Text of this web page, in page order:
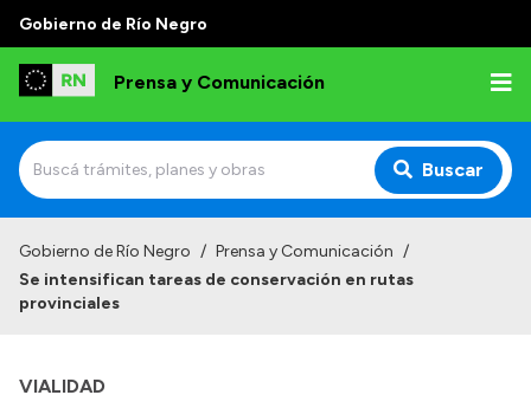
Gobierno de Río Negro
Prensa y Comunicación
Buscar
Institucional
Referentes de prensa
Gobierno de Río Negro / Prensa y Comunicación /
Se intensifican tareas de conservación en rutas
provinciales
VIALIDAD